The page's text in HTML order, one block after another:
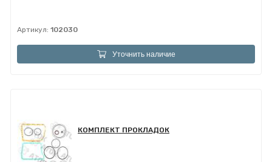
Артикул: 102030
Уточнить наличие
КОМПЛЕКТ ПРОКЛАДОК